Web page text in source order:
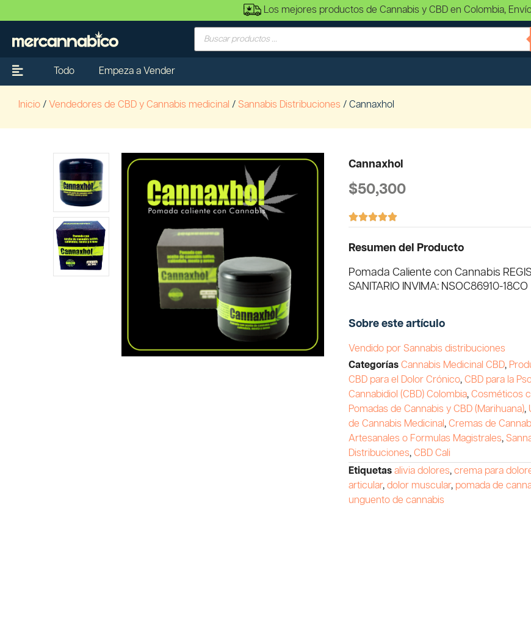
Los mejores productos de Cannabis y CBD en Colombia,
Todo Empeza a Vender
Inicio / Vendedores de CBD y Cannabis medicinal / Sannabis Distribuciones / Cannaxhol
Cannaxhol
$50,300

Resumen del Producto
Pomada Caliente con Cannabis
SANITARIO INVIMA: NSOC86910-18CO
Sobre este artículo
Vendido por Sannabis distribuciones
Categorías Cannabis Medicinal CBD,
CBD para el Dolor Crónico,CBD para la
Cannabidiol (CBD) Colombia,Cosméticos
Pomadas de Cannabis y CBD (Marihuana),
de Cannabis Medicinal,Cremas de
Artesanales o Formulas Magistrales,
Distribuciones,CBD Cali
Etiquetas alivia dolores,crema para
articular,dolor muscular, pomada de
unguento de cannabis